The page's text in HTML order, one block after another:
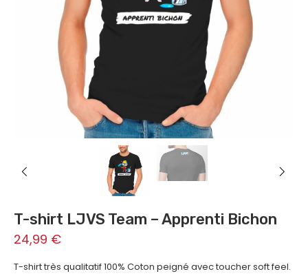
T-shirt LJVS Team – Apprenti Bichon
24,99 €
T-shirt très qualitatif 100% Coton peigné avec toucher soft feel.